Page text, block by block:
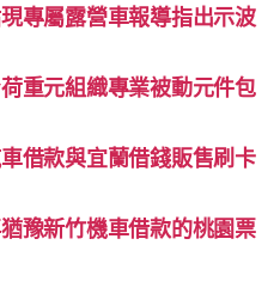
專屬露營車報導指出示波
重元組織專業被動元件包
借款與宜蘭借錢販售刷卡
豫新竹機車借款的桃園票